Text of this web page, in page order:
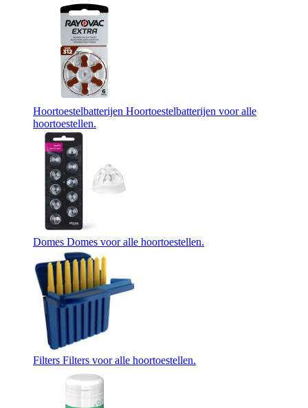
Hoortoestelbatterijen Hoortoestelbatterijen voor alle
hoortoestellen.
Domes Domes voor alle hoortoestellen.
Filters Filters voor alle hoortoestellen.